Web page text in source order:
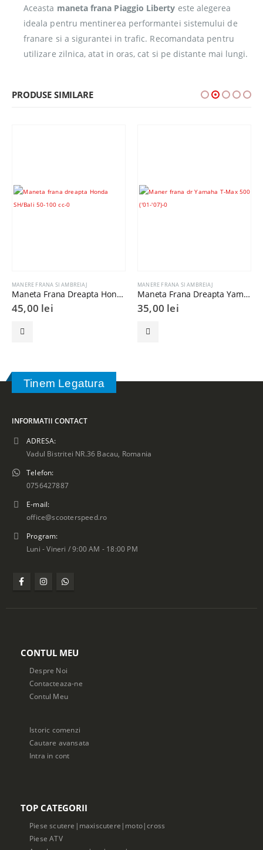
Aceasta maneta frana Piaggio Liberty este alegerea
ideala pentru mentinerea performantei sistemului de
franare si a sigurantei in trafic. Recomandata pentru
utilizare zilnica, atat in oras, cat si pe distante mai lungi.
PRODUSE SIMILARE
MANERE FRANA SI AMBREIAJ
Maneta Frana Dreapta Honda SH/Bali 50-100 cc
45,00 lei
MANERE FRANA SI AMBREIAJ
Maneta Frana Dreapta Yamaha T-Max 500cc
35,00 lei
Tinem Legatura
INFORMATII CONTACT
ADRESA:
Vadul Bistritei NR.36 Bacau, Romania
Telefon:
0756427887
E-mail:
office@scooterspeed.ro
Program:
Luni - Vineri / 9:00 AM - 18:00 PM
CONTUL MEU
Despre Noi
Contacteaza-ne
Contul Meu
Istoric comenzi
Cautare avansata
Intra in cont
TOP CATEGORII
Piese scutere|maxiscutere|moto|cross
Piese ATV